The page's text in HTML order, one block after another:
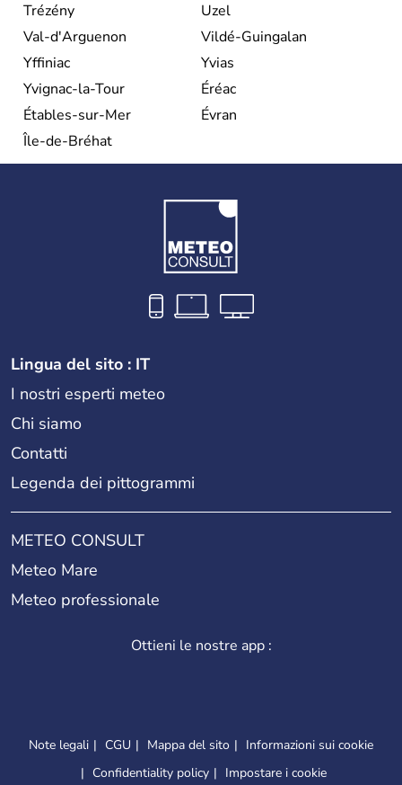
Trézény
Uzel
Val-d'Arguenon
Vildé-Guingalan
Yffiniac
Yvias
Yvignac-la-Tour
Éréac
Étables-sur-Mer
Évran
Île-de-Bréhat
Lingua del sito : IT
I nostri esperti meteo
Chi siamo
Contatti
Legenda dei pittogrammi
METEO CONSULT
Meteo Mare
Meteo professionale
Ottieni le nostre app :
Note legali CGU Mappa del sito
Informazioni sui cookie
Confidentiality policy
Impostare i cookie